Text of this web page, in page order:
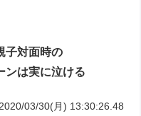
子対面時の
ンは実に泣ける
2020/03/30(月) 13:30:26.48